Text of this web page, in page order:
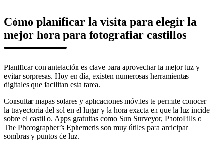
Cómo planificar la visita para elegir la
mejor hora para fotografiar castillos
Planificar con antelación es clave para aprovechar la mejor luz y
evitar sorpresas. Hoy en día, existen numerosas herramientas
digitales que facilitan esta tarea.
Consultar mapas solares y aplicaciones móviles te permite conocer
la trayectoria del sol en el lugar y la hora exacta en que la luz incide
sobre el castillo. Apps gratuitas como Sun Surveyor, PhotoPills o
The Photographer’s Ephemeris son muy útiles para anticipar
sombras y puntos de luz.